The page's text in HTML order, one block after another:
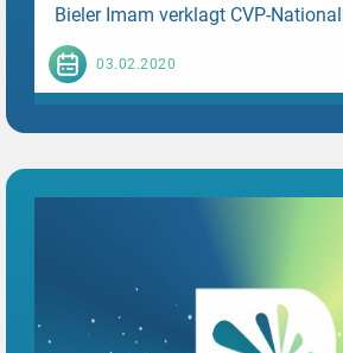
Bieler Imam verklagt CVP-
03.02.2020